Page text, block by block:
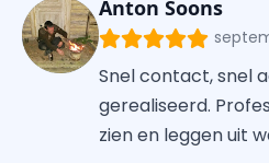
Anton Soons
Snel contact, snel
gerealiseerd.
zien en leggen uit